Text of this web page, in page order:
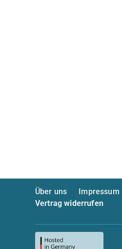
Über uns Impressum
Vertrag widerrufen